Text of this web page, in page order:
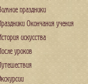
праздники
Окончания учения
искусства
уроков